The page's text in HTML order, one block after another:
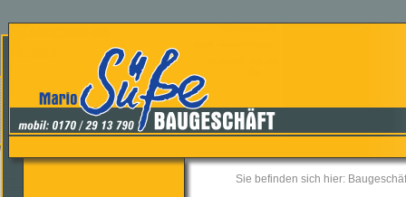
Sie befinden sich hier: